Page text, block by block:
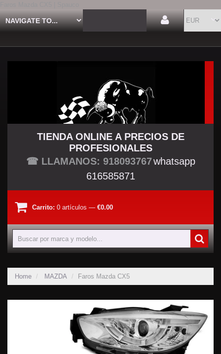
TU TIENDA TUNING
TIENDA ONLINE A PRECIOS DE
PROFESIONALES
☎ LLAMANOS: 918093767whatsapp
616585871
Carrito: 0 artículos — €0.00
Home MAZDA Faros Mazda CX5